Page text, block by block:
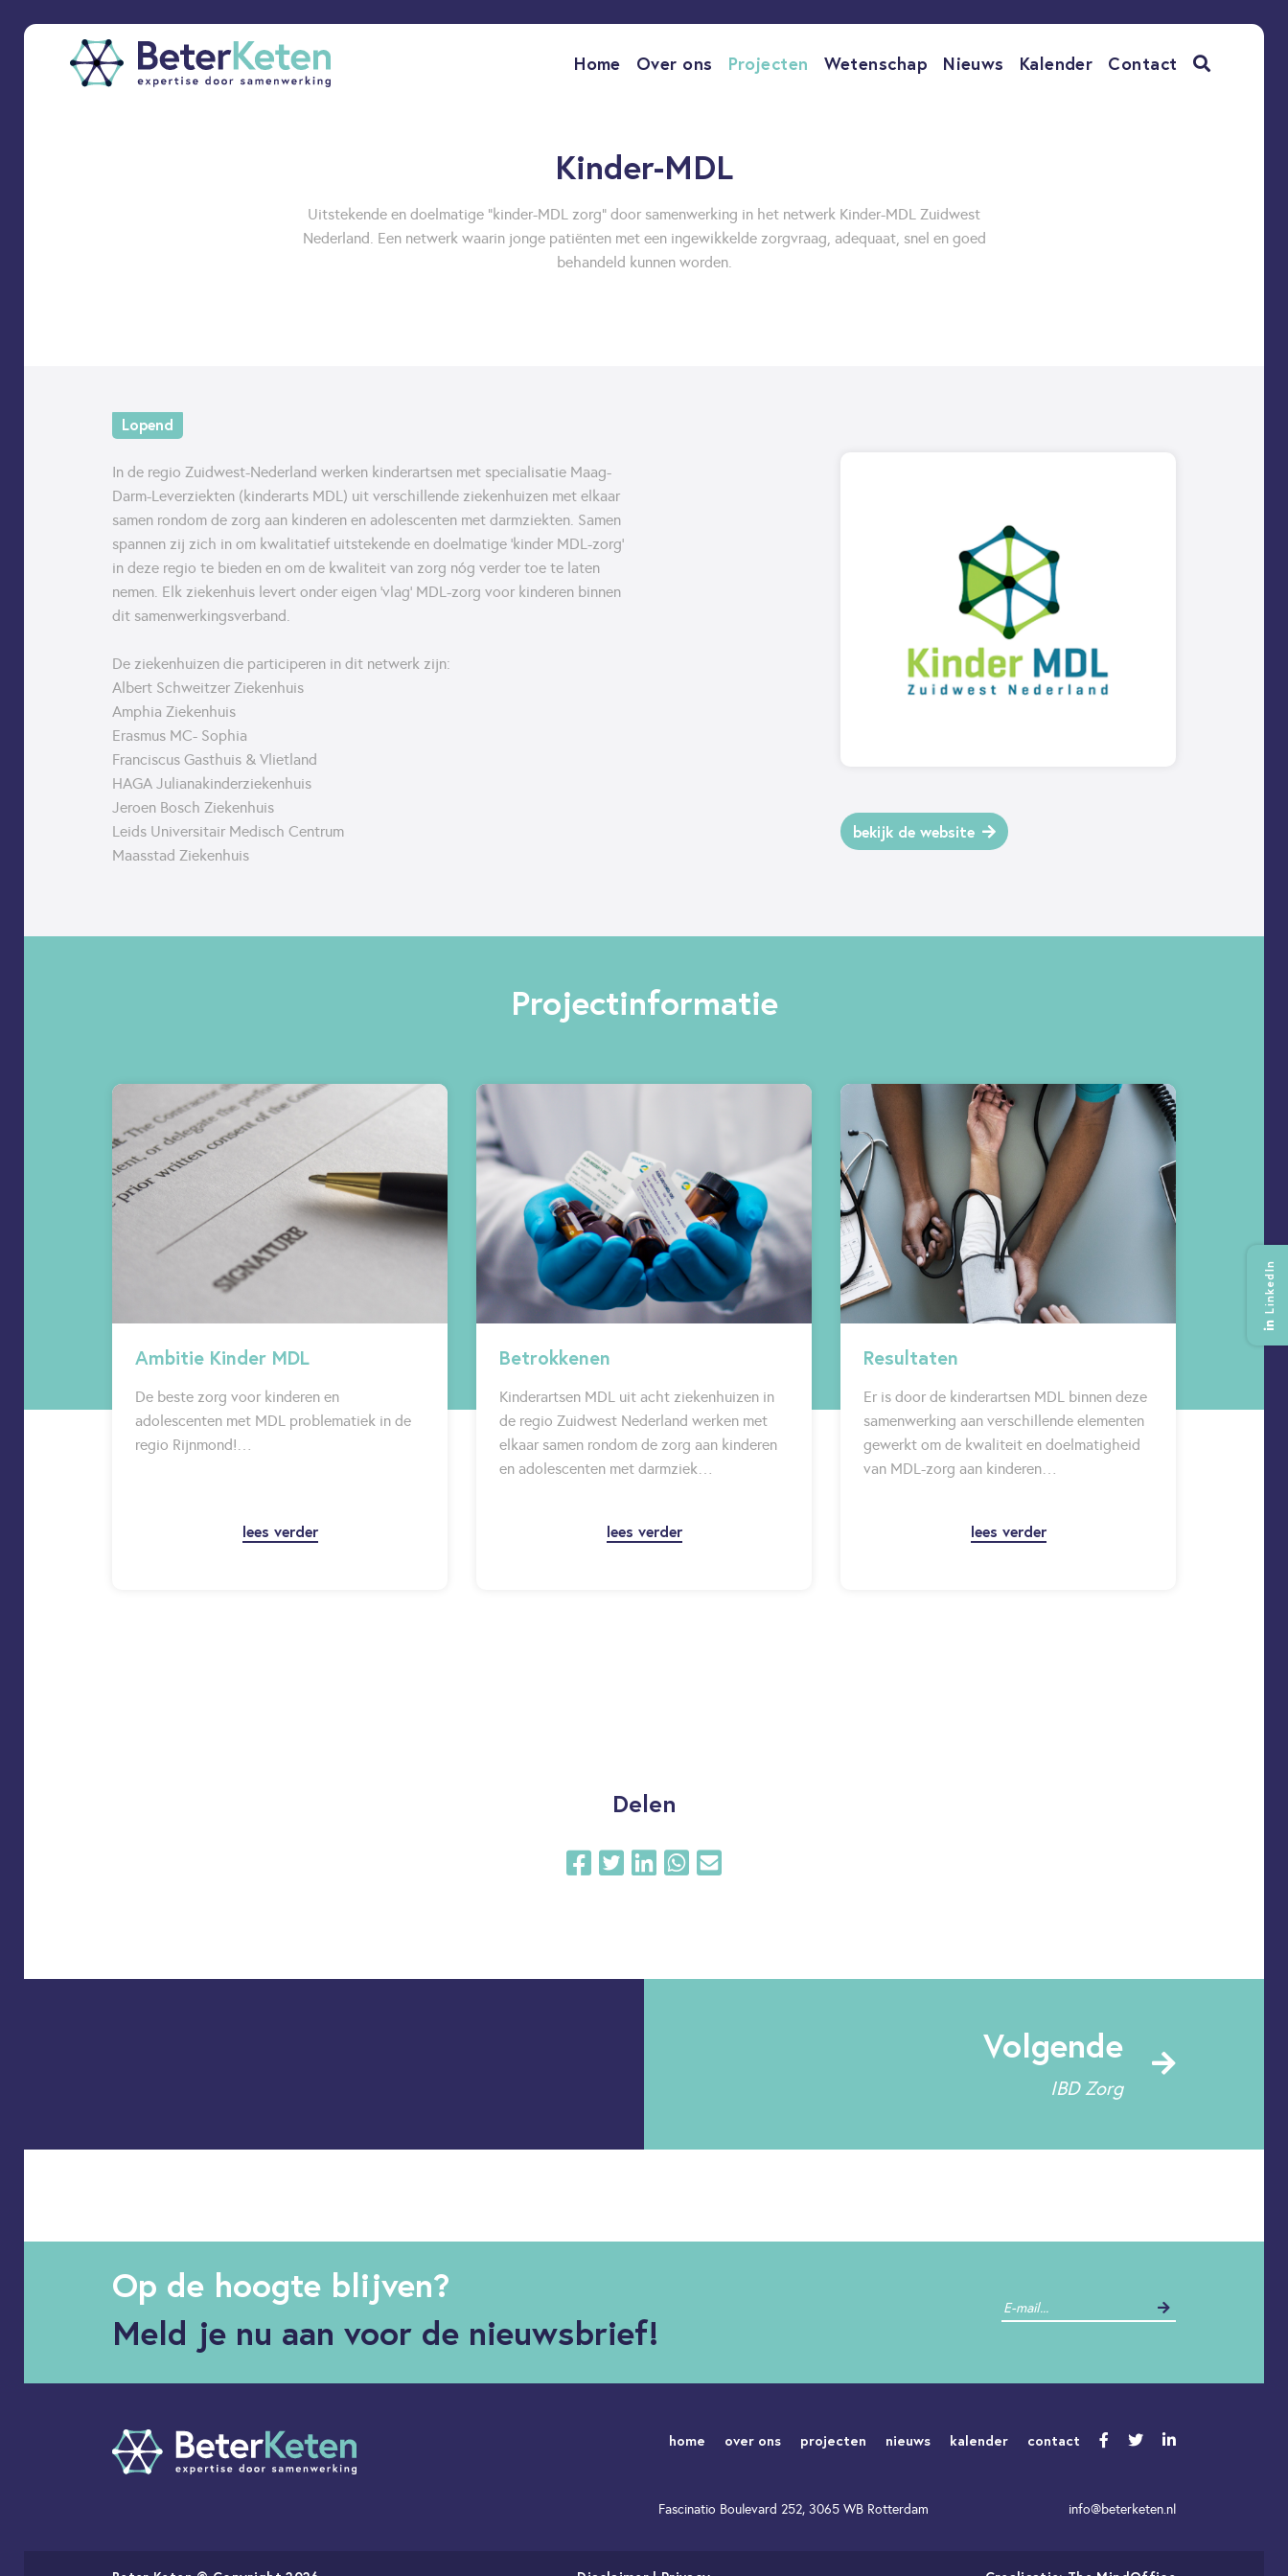
Home Over ons Projecten Wetenschap Nieuws Kalender Contact
LinkedIn
Kinder-MDL
Uitstekende en doelmatige "kinder-MDL zorg" door samenwerking in het netwerk Kinder-MDL Zuidwest
Nederland. Een netwerk waarin jonge patiënten met een ingewikkelde zorgvraag, adequaat, snel en goed
behandeld kunnen worden.
Lopend
In de regio Zuidwest-Nederland werken kinderartsen met specialisatie Maag-
Darm-Leverziekten (kinderarts MDL) uit verschillende ziekenhuizen met elkaar
samen rondom de zorg aan kinderen en adolescenten met darmziekten. Samen
spannen zij zich in om kwalitatief uitstekende en doelmatige 'kinder MDL-zorg'
in deze regio te bieden en om de kwaliteit van zorg nóg verder toe te laten
nemen. Elk ziekenhuis levert onder eigen 'vlag' MDL-zorg voor kinderen binnen
dit samenwerkingsverband.
De ziekenhuizen die participeren in dit netwerk zijn:
Albert Schweitzer Ziekenhuis
Amphia Ziekenhuis
Erasmus MC- Sophia
Franciscus Gasthuis & Vlietland
HAGA Julianakinderziekenhuis
Jeroen Bosch Ziekenhuis
Leids Universitair Medisch Centrum
Maasstad Ziekenhuis
bekijk de website
Projectinformatie
Ambitie Kinder MDL
De beste zorg voor kinderen en
adolescenten met MDL problematiek in de
regio Rijnmond!…
lees verder
Betrokkenen
Kinderartsen MDL uit acht ziekenhuizen in
de regio Zuidwest Nederland werken met
elkaar samen rondom de zorg aan kinderen
en adolescenten met darmziek…
lees verder
Resultaten
Er is door de kinderartsen MDL binnen deze
samenwerking aan verschillende elementen
gewerkt om de kwaliteit en doelmatigheid
van MDL-zorg aan kinderen…
lees verder
Delen
Volgende
IBD Zorg
Op de hoogte blijven?
Meld je nu aan voor de nieuwsbrief!
home over ons projecten nieuws kalender contact
Fascinatio Boulevard 252, 3065 WB Rotterdam info@beterketen.nl